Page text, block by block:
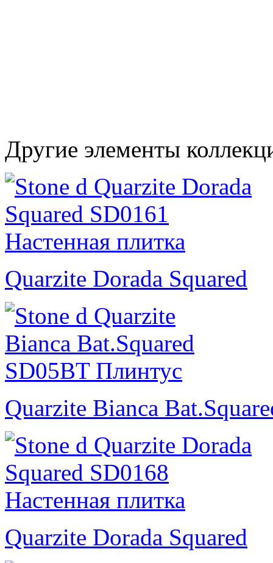
Другие элементы
Quarzite Dorada Squared
Quarzite Bianca
Quarzite Dorada Squared